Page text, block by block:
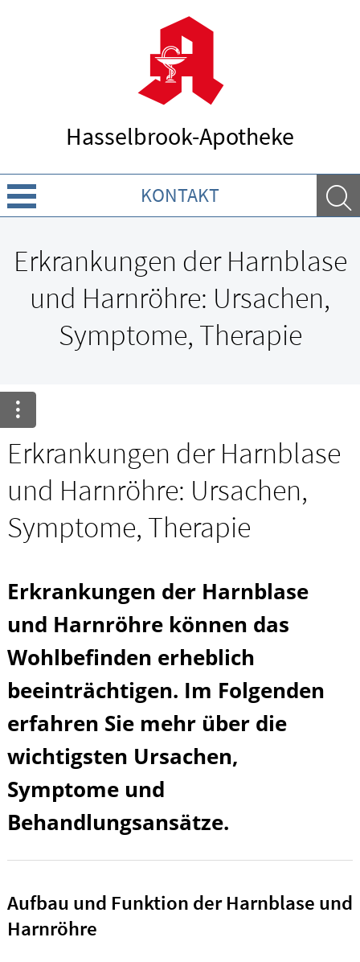
Hasselbrook-Apotheke
KONTAKT
GESUND IM ALTER
HOMÖOPATHIE
Erkrankungen der Harnblase
und Harnröhre: Ursachen,
Symptome, Therapie
Erkrankungen der Harnblase
und Harnröhre: Ursachen,
Symptome, Therapie
Erkrankungen der Harnblase
und Harnröhre können das
Wohlbefinden erheblich
beeinträchtigen. Im Folgenden
erfahren Sie mehr über die
wichtigsten Ursachen,
Symptome und
Behandlungsansätze.
Aufbau und Funktion der Harnblase und
Harnröhre